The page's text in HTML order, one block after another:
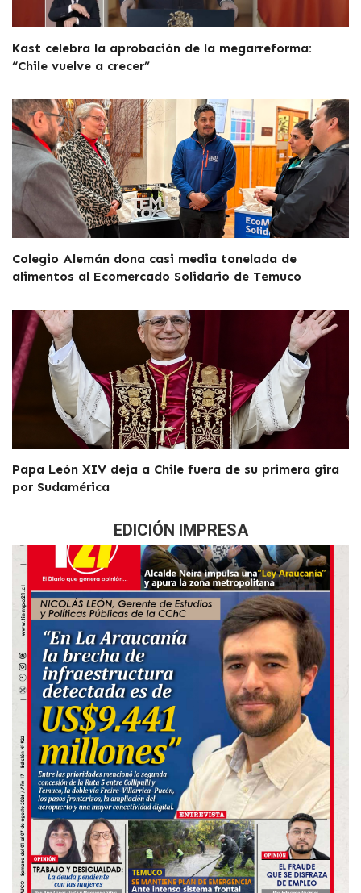
Kast celebra la aprobación de la megarreforma:
“Chile vuelve a crecer”
Colegio Alemán dona casi media tonelada de
alimentos al Ecomercado Solidario de Temuco
Papa León XIV deja a Chile fuera de su primera gira
por Sudamérica
EDICIÓN IMPRESA